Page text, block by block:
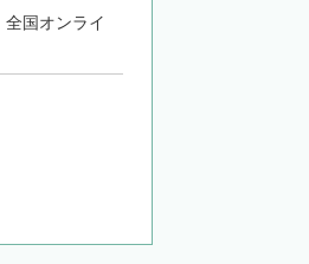
国オンライ